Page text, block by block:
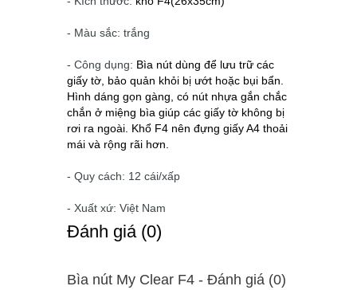
- Màu sắc: trắng
- Công dụng: Bìa nút dùng để lưu trữ các
giấy tờ, bảo quản khỏi bị ướt hoặc bụi bẩn.
Hình dáng gọn gàng, có nút nhựa gắn chắc
chắn ở miệng bìa giúp các giấy tờ không bị
rơi ra ngoài. Khổ F4 nên đựng giấy A4 thoải
mái và rộng rãi hơn.
- Quy cách: 12 cái/xấp
- Xuất xứ: Việt Nam
Ðánh giá (0)
Bìa nút My Clear F4 - Ðánh giá (0)